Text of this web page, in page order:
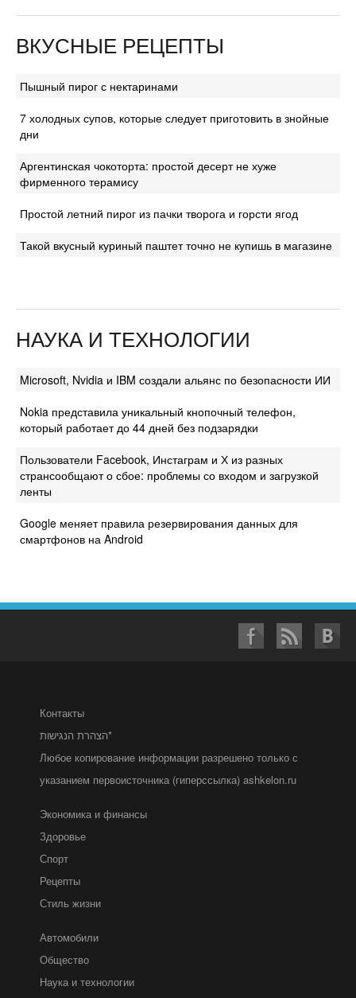
ВКУСНЫЕ РЕЦЕПТЫ
Пышный пирог с нектаринами
7 холодных супов, которые следует приготовить в знойные
дни
Аргентинская чокоторта: простой десерт не хуже
фирменного терамису
Простой летний пирог из пачки творога и горсти ягод
Такой вкусный куриный паштет точно не купишь в магазине
НАУКА И ТЕХНОЛОГИИ
Microsoft, Nvidia и IBM создали альянс по безопасности ИИ
Nokia представила уникальный кнопочный телефон,
который работает до 44 дней без подзарядки
Пользователи Facebook, Инстаграм и Х из разных
странсообщают о сбое: проблемы со входом и загрузкой
ленты
Google меняет правила резервирования данных для
смартфонов на Android
Контакты
הצהרת הנגישות*
Любое копирование информации разрешено только с
указанием первоисточника (гиперссылка) ashkelon.ru
Экономика и финансы
Здоровье
Спорт
Рецепты
Стиль жизни
Автомобили
Общество
Наука и технологии